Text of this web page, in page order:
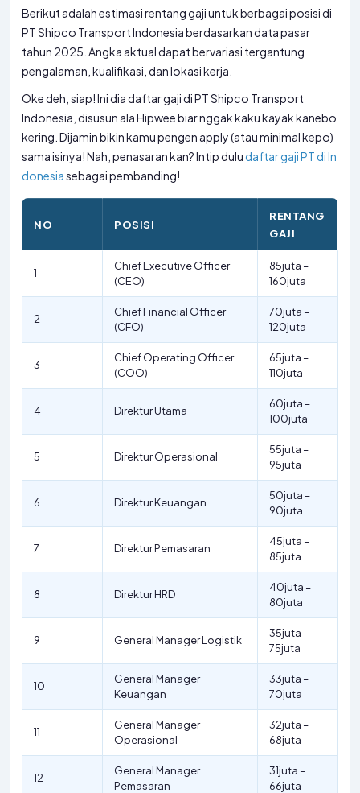
Berikut adalah estimasi rentang gaji untuk berbagai posisi di
PT Shipco Transport Indonesia berdasarkan data pasar
tahun 2025. Angka aktual dapat bervariasi tergantung
pengalaman, kualifikasi, dan lokasi kerja.
Oke deh, siap! Ini dia daftar gaji di PT Shipco Transport
Indonesia, disusun ala Hipwee biar nggak kaku kayak kanebo
kering. Dijamin bikin kamu pengen apply (atau minimal kepo)
sama isinya! Nah, penasaran kan? Intip dulu daftar gaji PT di In
donesiasebagai pembanding!
NO POSISI
RENTANG
GAJI
1
Chief Executive Officer
(CEO)
85juta –
160juta
2
Chief Financial Officer
(CFO)
70juta –
120juta
3
Chief Operating Officer
(COO)
65juta –
110juta
4 Direktur Utama
60juta –
100juta
5 Direktur Operasional
55juta –
95juta
6 Direktur Keuangan
50juta –
90juta
7 Direktur Pemasaran
45juta –
85juta
8 Direktur HRD
40juta –
80juta
9 General Manager Logistik
35juta –
75juta
10
General Manager
Keuangan
33juta –
70juta
11
General Manager
Operasional
32juta –
68juta
12
General Manager
Pemasaran
31juta –
66juta